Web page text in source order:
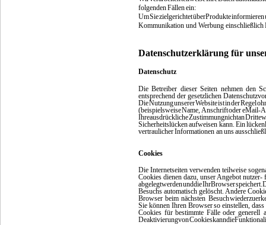
folgendenFällenein:
UmSiezielgerichtetüberProdukteinformieren
Kommunikation und Werbung einschließlich
Datenschutzerklärung für
Datenschutz
Die Betreiber dieser Seiten nehmen den
entsprechend der gesetzlichen
DieNutzungunsererWebsiteistinderRegel
(beispielsweiseName, AnschriftodereMail-
IhreausdrücklicheZustimmungnichtanDritte
Sicherheitslückenaufweisen kann. Ein
vertraulicherInformationen anuns
Cookies
Die Internetseiten verwenden teilweise
Cookies dienen dazu, unser Angebot
abgelegtwerdenunddieIhrBrowserspeichert.
Besuchs automatisch gelöscht. Andere
Browser beim nächsten Besuch
Sie können Ihren Browser so einstellen, dass
Cookies für bestimmte Fälle oder generell
DeaktivierungvonCookieskanndie